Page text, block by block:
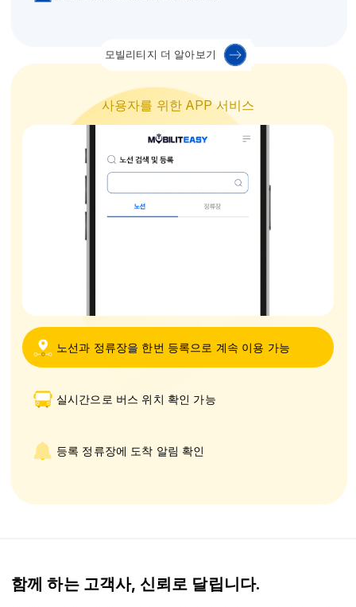
모빌리티지 더 알아보기
사용자를 위한 APP 서비스
노선과 정류장을 한번 등록으로 계속 이용 가능
실시간으로 버스 위치 확인 가능
등록 정류장에 도착 알림 확인
함께 하는 고객사, 신뢰로 달립니다.